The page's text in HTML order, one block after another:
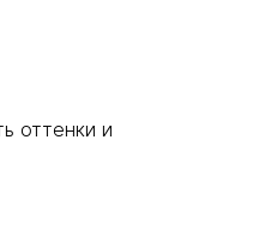
оттенки и